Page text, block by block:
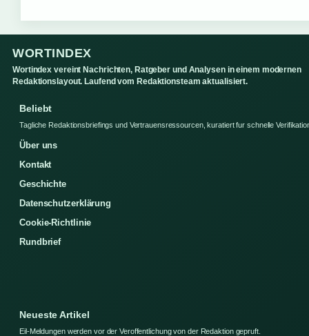
WORTINDEX
Wortindex vereint Nachrichten, Ratgeber und Analysen in einem modernen
Redaktionslayout. Laufend vom Redaktionsteam aktualisiert.
Beliebt
Tagliche Redaktionsbriefings und Vertrauensressourcen, kuratiert fur schnelle
Über uns
Kontakt
Geschichte
Datenschutzerklärung
Cookie-Richtlinie
Rundbrief
Neueste Artikel
Eil-Meldungen werden vor der Veroffentlichung von der Redaktion gepruft.